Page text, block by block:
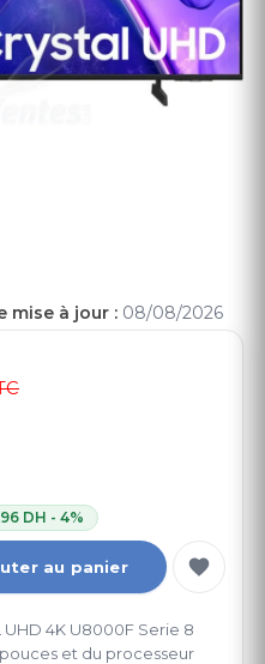
au panier
DH - 4%
UHD 4K U8000F Serie 8
pouces et du processeur
mise à jour : 08/08/2026